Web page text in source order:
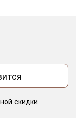
скидки